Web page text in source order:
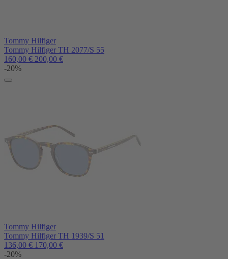
Tommy Hilfiger
Tommy Hilfiger TH 2077/S 55
160,00 € 200,00 €
-20%
Tommy Hilfiger
Tommy Hilfiger TH 1939/S 51
136,00 € 170,00 €
-20%